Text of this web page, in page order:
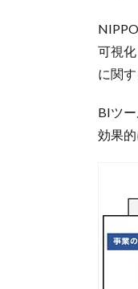
可視
に関
BIツ
効果